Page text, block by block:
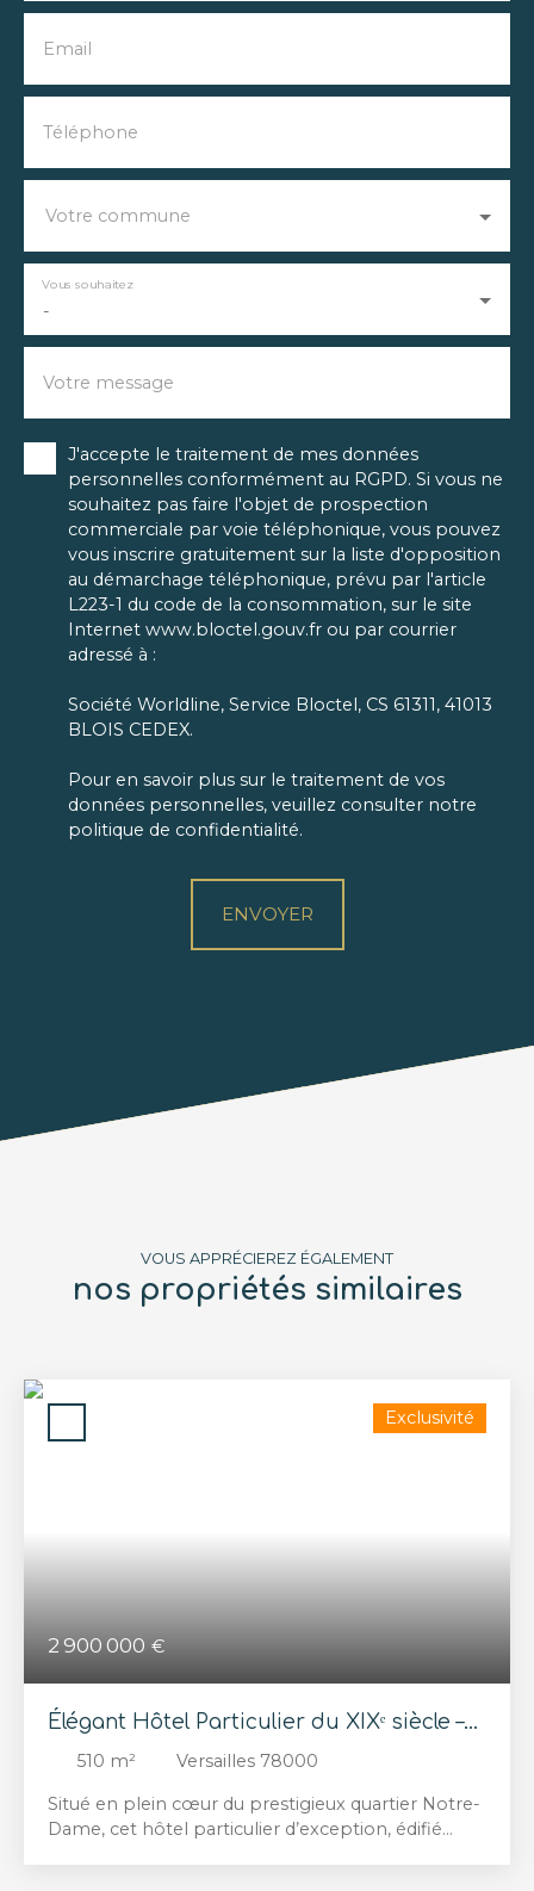
Email
Téléphone
Votre commune
-
Vous souhaitez
Votre message
J'accepte le traitement de mes données
personnelles conformément au RGPD. Si vous ne
souhaitez pas faire l'objet de prospection
commerciale par voie téléphonique, vous pouvez
vous inscrire gratuitement sur la liste d'opposition
au démarchage téléphonique, prévu par l'article
L223-1 du code de la consommation, sur le site
Internet www.bloctel.gouv.fr ou par courrier
adressé à :
Société Worldline, Service Bloctel, CS 61311, 41013
BLOIS CEDEX.
Pour en savoir plus sur le traitement de vos
données personnelles, veuillez consulter notre
politique de confidentialité.
ENVOYER
VOUS APPRÉCIEREZ ÉGALEMENT
nos propriétés similaires
2 900 000 €
Exclusivité
Élégant Hôtel Particulier du XIXᵉ siècle –
Quartier Notre-Dame
510 m²
Versailles 78000
Situé en plein cœur du prestigieux quartier Notre-
Dame, cet hôtel particulier d’exception, édifié